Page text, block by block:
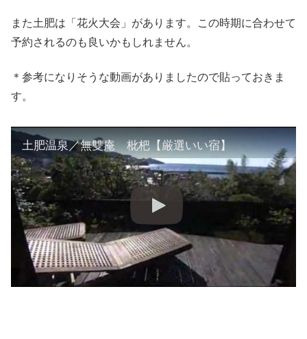
また土肥は「花火大会」があります。この時期に合わせて
予約されるのも良いかもしれません。
＊参考になりそうな動画がありましたので貼っておきま
す。
土肥温泉／無雙庵 枇杷【厳選いい宿】